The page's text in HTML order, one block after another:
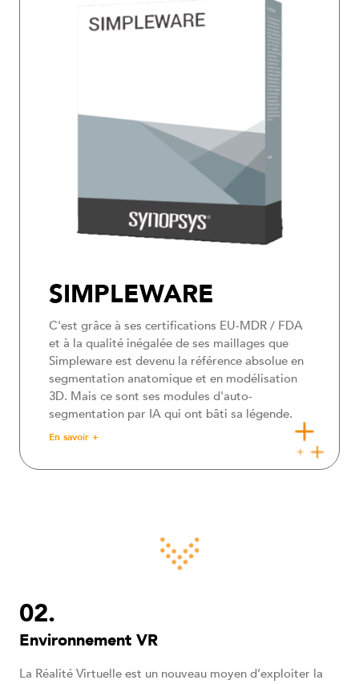
SIMPLEWARE
C'est grâce à ses certifications EU-MDR / FDA
et à la qualité inégalée de ses maillages que
Simpleware est devenu la référence absolue en
segmentation anatomique et en modélisation
3D. Mais ce sont ses modules d'auto-
segmentation par IA qui ont bâti sa légende.
En savoir +
Environnement VR
La Réalité Virtuelle est un nouveau moyen d’exploiter la